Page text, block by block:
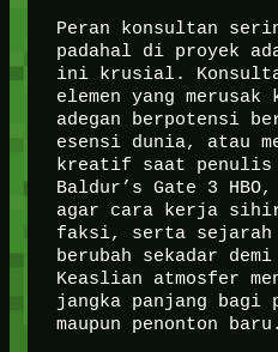
Peran konsultan
padahal di proyek
ini krusial.
elemen yang merusak
adegan berpotensi
esensi dunia, atau
kreatif saat penulis
Baldur’s Gate 3
agar cara kerja
faksi, serta sejarah
berubah sekadar demi
Keaslian atmosfer
jangka panjang bagi
maupun penonton baru.